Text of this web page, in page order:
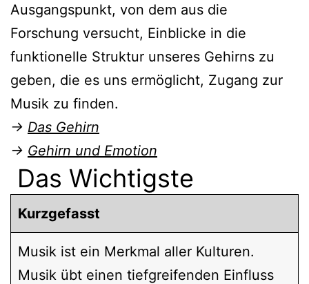
Ausgangspunkt, von dem aus die
Forschung versucht, Einblicke in die
funktionelle Struktur unseres Gehirns zu
geben, die es uns ermöglicht, Zugang zur
Musik zu finden.
→ Das Gehirn
→ Gehirn und Emotion
Das Wichtigste
Kurzgefasst
Musik ist ein Merkmal aller Kulturen.
Musik übt einen tiefgreifenden Einfluss